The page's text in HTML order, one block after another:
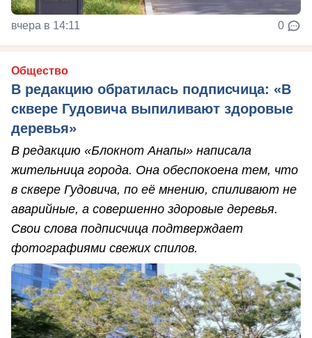
вчера в 14:11 0
Общество
В редакцию обратилась подписчица: «В
сквере Гудовича выпиливают здоровые
деревья»
В редакцию «Блокнот Анапы» написала
жительница города. Она обеспокоена тем, что
в сквере Гудовича, по её мнению, спиливают не
аварийные, а совершенно здоровые деревья.
Свои слова подписчица подтверждает
фотографиями свежих спилов.